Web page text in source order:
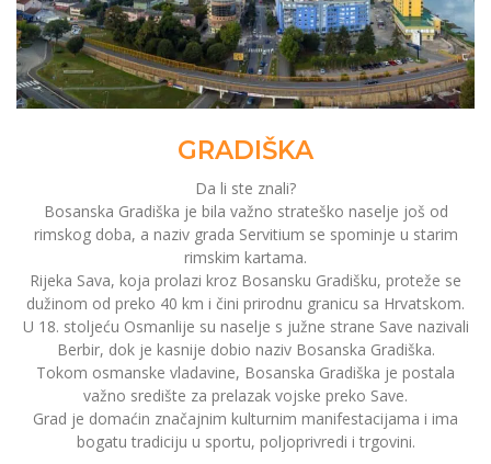
GRADIŠKA
Da li ste znali?
Bosanska Gradiška je bila važno strateško naselje još od
rimskog doba, a naziv grada Servitium se spominje u starim
rimskim kartama.
Rijeka Sava, koja prolazi kroz Bosansku Gradišku, proteže se
dužinom od preko 40 km i čini prirodnu granicu sa Hrvatskom.
U 18. stoljeću Osmanlije su naselje s južne strane Save nazivali
Berbir, dok je kasnije dobio naziv Bosanska Gradiška.
Tokom osmanske vladavine, Bosanska Gradiška je postala
važno središte za prelazak vojske preko Save.
Grad je domaćin značajnim kulturnim manifestacijama i ima
bogatu tradiciju u sportu, poljoprivredi i trgovini.